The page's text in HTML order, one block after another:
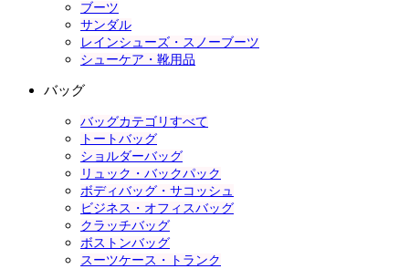
ブーツ
サンダル
レインシューズ・スノーブーツ
シューケア・靴用品
バッグ
バッグカテゴリすべて
トートバッグ
ショルダーバッグ
リュック・バックパック
ボディバッグ・サコッシュ
ビジネス・オフィスバッグ
クラッチバッグ
ボストンバッグ
スーツケース・トランク